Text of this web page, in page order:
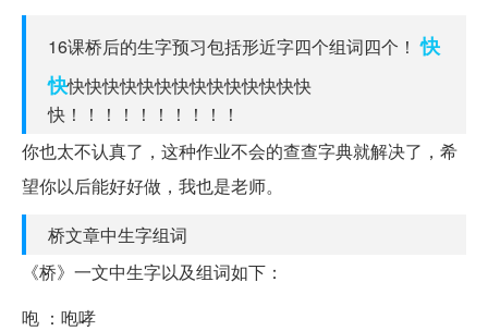
16课桥后的生字预习包括形近字四个组词四个！快
快快快快快快快快快快快快快快快
快！！！！！！！！！！
你也太不认真了，这种作业不会的查查字典就解决了，希
望你以后能好好做，我也是老师。
桥文章中生字组词
《桥》一文中生字以及组词如下：
咆 ：咆哮